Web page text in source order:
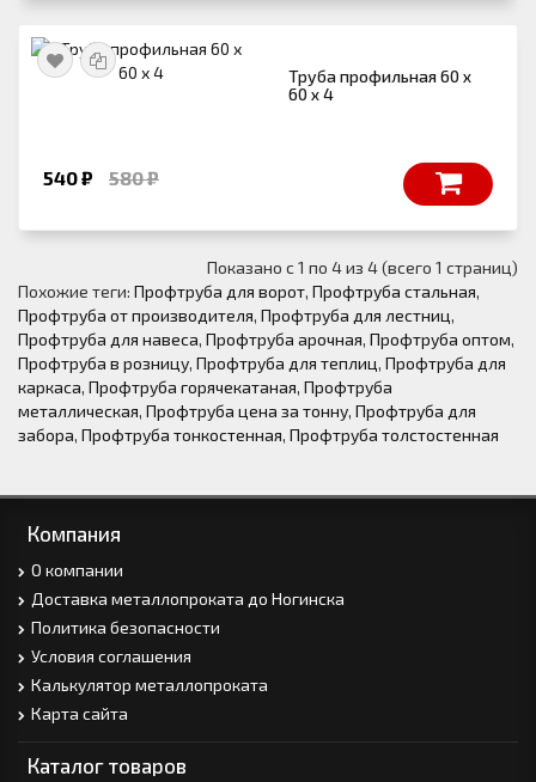
Труба профильная 60 х
60 х 4
540 ₽ 580 ₽
Показано с 1 по 4 из 4 (всего 1 страниц)
Похожие теги: Профтруба для ворот, Профтруба стальная,
Профтруба от производителя, Профтруба для лестниц,
Профтруба для навеса, Профтруба арочная, Профтруба оптом,
Профтруба в розницу, Профтруба для теплиц, Профтруба для
каркаса, Профтруба горячекатаная, Профтруба
металлическая, Профтруба цена за тонну, Профтруба для
забора, Профтруба тонкостенная, Профтруба толстостенная
Компания
О компании
Доставка металлопроката до Ногинска
Политика безопасности
Условия соглашения
Калькулятор металлопроката
Карта сайта
Каталог товаров